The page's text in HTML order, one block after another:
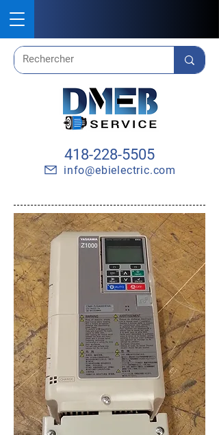
418-228-5505
info@ebielectric.com